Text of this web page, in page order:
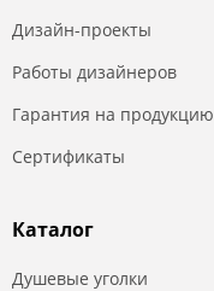
Дизайн-проекты
Работы дизайнеров
Гарантия на продукцию
Сертификаты
Каталог
Душевые уголки